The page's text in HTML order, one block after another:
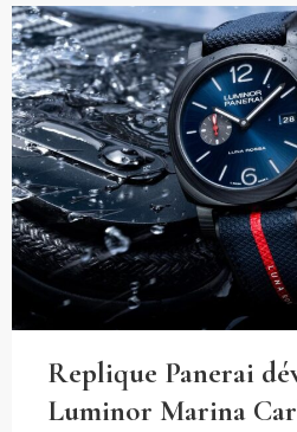
Replique Panerai
Luminor Marina